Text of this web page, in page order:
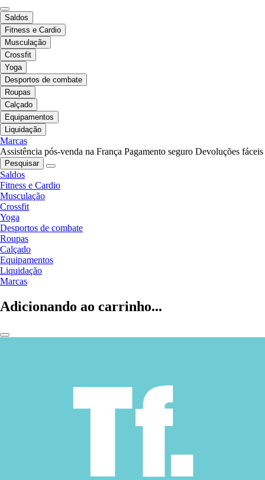
Saldos
Fitness e Cardio
Musculação
Crossfit
Yoga
Desportos de combate
Roupas
Calçado
Equipamentos
Liquidação
Marcas
Assistência pós-venda na França Pagamento seguro Devoluções fáceis
Pesquisar
Saldos
Fitness e Cardio
Musculação
Crossfit
Yoga
Desportos de combate
Roupas
Calçado
Equipamentos
Liquidação
Marcas
Adicionando ao carrinho...